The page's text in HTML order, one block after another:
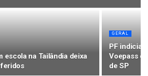
escola na Tailândia deixa
GERAL
PF indicia
Voepass
de SP